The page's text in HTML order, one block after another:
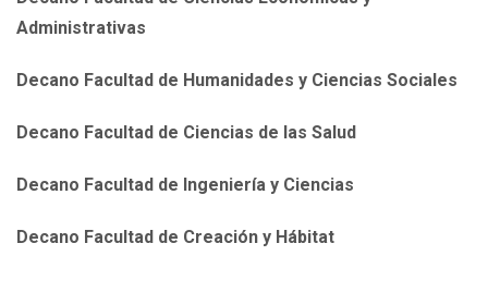
Administrativas
Decano Facultad de Humanidades y Ciencias Sociales
Decano Facultad de Ciencias de las Salud
Decano Facultad de Ingeniería y Ciencias
Decano Facultad de Creación y Hábitat